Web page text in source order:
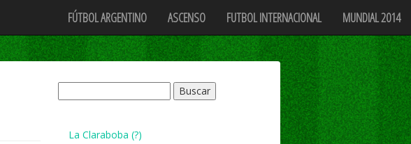
FÚTBOL ARGENTINO ASCENSO FUTBOL INTERNACIONAL MUNDIAL 2014
La Claraboba (?)